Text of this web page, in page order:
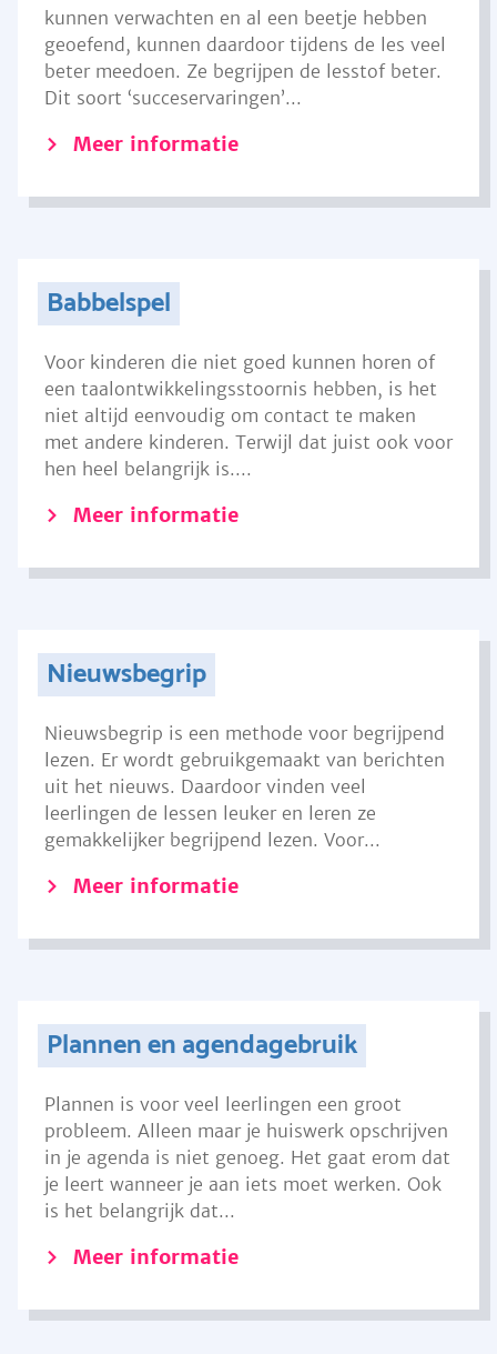
kunnen verwachten en al een beetje hebben
geoefend, kunnen daardoor tijdens de les veel
beter meedoen. Ze begrijpen de lesstof beter.
Dit soort ‘succeservaringen’...
Meer informatie
Babbelspel
Voor kinderen die niet goed kunnen horen of
een taalontwikkelingsstoornis hebben, is het
niet altijd eenvoudig om contact te maken
met andere kinderen. Terwijl dat juist ook voor
hen heel belangrijk is....
Meer informatie
Nieuwsbegrip
Nieuwsbegrip is een methode voor begrijpend
lezen. Er wordt gebruikgemaakt van berichten
uit het nieuws. Daardoor vinden veel
leerlingen de lessen leuker en leren ze
gemakkelijker begrijpend lezen. Voor...
Meer informatie
Plannen en agendagebruik
Plannen is voor veel leerlingen een groot
probleem. Alleen maar je huiswerk opschrijven
in je agenda is niet genoeg. Het gaat erom dat
je leert wanneer je aan iets moet werken. Ook
is het belangrijk dat...
Meer informatie